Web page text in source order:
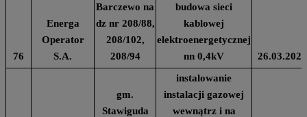
76
Energa
Operator
S.A.
Barczewo na
dz nr 208/88,
208/102,
208/94
budowa sieci
kablowej
elektroenergetycznej
nn 0,4kV
26.03.2024
gm.
Stawiguda
instalowanie
instalacji gazowej
wewnątrz i na